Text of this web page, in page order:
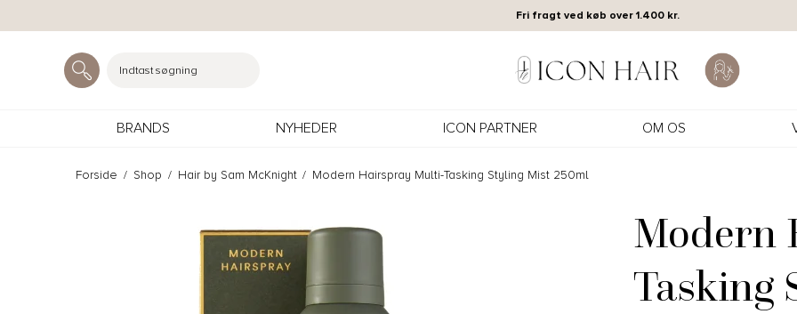
Fri fragt ved køb over 1.400 kr.
Indtast søgning
BRANDS NYHEDER ICON PARTNER OM OS
Forside / Shop / Hair by Sam McKnight / Modern Hairspray Multi-Tasking Styling Mist 250ml
Modern
Tasking